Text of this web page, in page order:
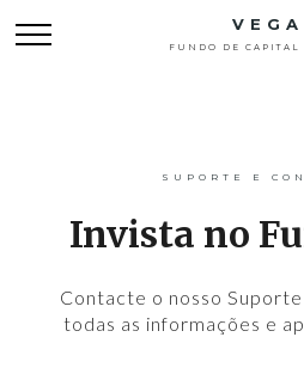
VEGA
FUNDO DE CAPITAL
SUPORTE E
Invista no
Contacte o nosso
todas as informações e